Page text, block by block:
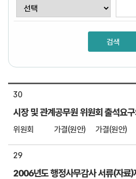
30
시장 및 관계공무원 위원회 출석요
위원회 가결(원안) 가결(원안)
29
2006년도 행정사무감사 서류(자료)